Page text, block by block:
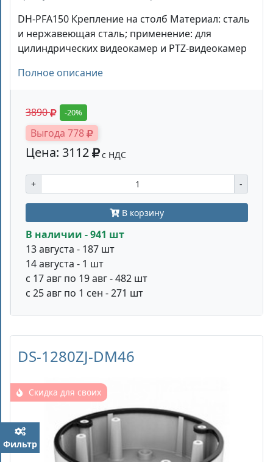
DH-PFA150 Крепление на столб Материал: сталь
и нержавеющая сталь; применение: для
цилиндрических видеокамер и PTZ-видеокамер
Полное описание
3890 -20%
Выгода 778
Цена: 3112 с НДС
+ -
В корзину
В наличии - 941 шт
13 августа - 187 шт
14 августа - 1 шт
с 17 авг по 19 авг - 482 шт
с 25 авг по 1 сен - 271 шт
DS-1280ZJ-DM46
Скидка для своих
Фильтр